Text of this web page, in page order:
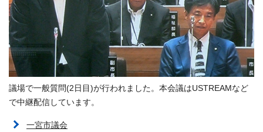
議場で一般質問(2日目)が行われました。本会議はUSTREAMなど
で中継配信しています。
一宮市議会